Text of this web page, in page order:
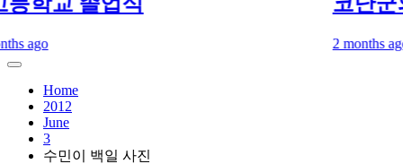
ago 2 months ago2
Home
2012
June
3
수민이 백일 사진